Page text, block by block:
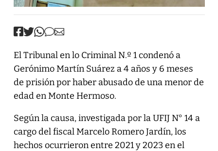
El Tribunal en lo Criminal N.º 1 condenó a
Gerónimo Martín Suárez a 4 años y 6 meses
de prisión por haber abusado de una menor de
edad en Monte Hermoso.
Según la causa, investigada por la UFIJ N° 14 a
cargo del fiscal Marcelo Romero Jardín, los
hechos ocurrieron entre 2021 y 2023 en el